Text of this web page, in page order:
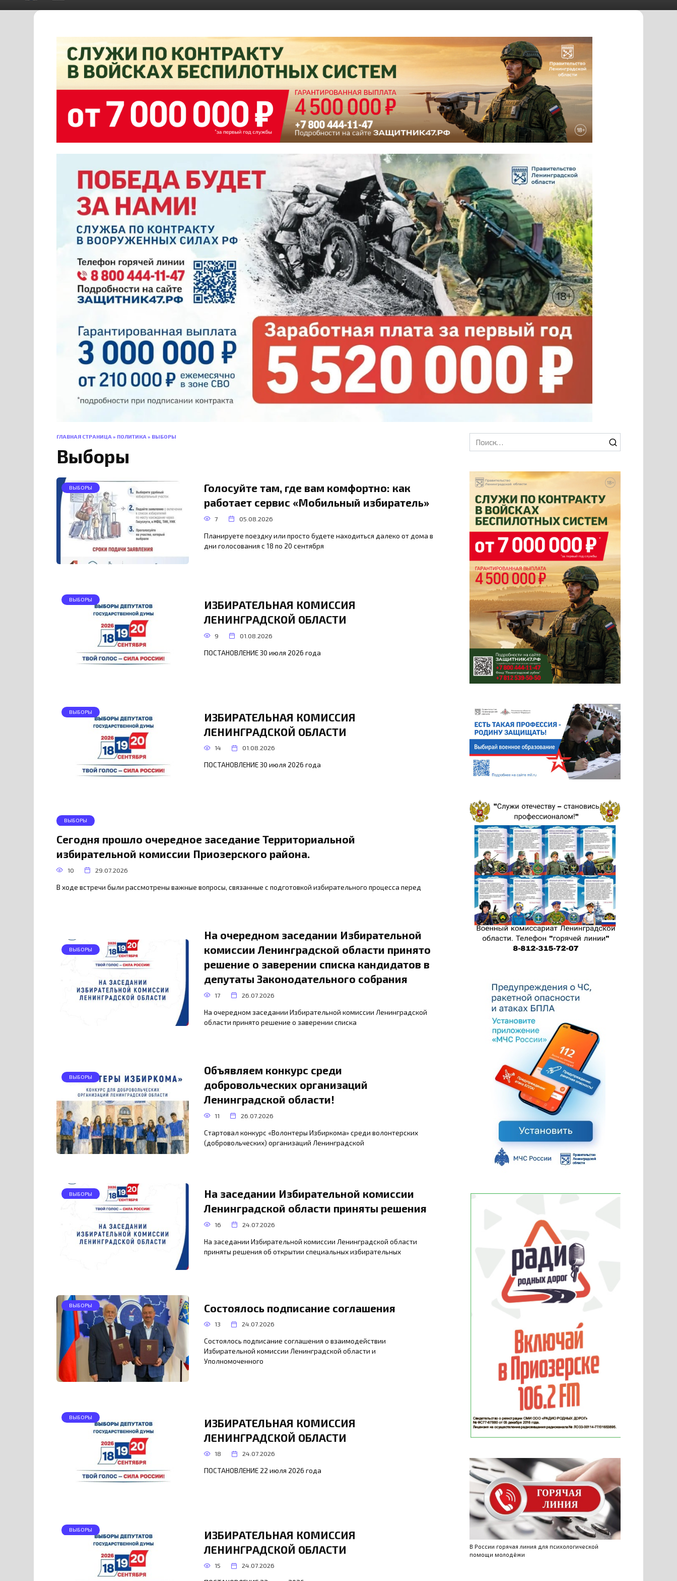
ГЛАВНАЯ СТРАНИЦА» ПОЛИТИКА» ВЫБОРЫ
Выборы
ВЫБОРЫ
Голосуйте там, где вам комфортно: как
работает сервис «Мобильный избиратель»
7 05.08.2026
Планируете поездку или просто будете находиться далеко от дома в
дни голосования с 18 по 20 сентября
ВЫБОРЫ
ИЗБИРАТЕЛЬНАЯ КОМИССИЯ
ЛЕНИНГРАДСКОЙ ОБЛАСТИ
9 01.08.2026
ПОСТАНОВЛЕНИЕ 30 июля 2026 года
ВЫБОРЫ
ИЗБИРАТЕЛЬНАЯ КОМИССИЯ
ЛЕНИНГРАДСКОЙ ОБЛАСТИ
14 01.08.2026
ПОСТАНОВЛЕНИЕ 30 июля 2026 года
ВЫБОРЫ
Сегодня прошло очередное заседание Территориальной
избирательной комиссии Приозерского района.
10 29.07.2026
В ходе встречи были рассмотрены важные вопросы, связанные с подготовкой избирательного процесса перед
ВЫБОРЫ
На очередном заседании Избирательной
комиссии Ленинградской области принято
решение о заверении списка кандидатов в
депутаты Законодательного собрания
17 26.07.2026
На очередном заседании Избирательной комиссии Ленинградской
области принято решение о заверении списка
ВЫБОРЫ
Объявляем конкурс среди
добровольческих организаций
Ленинградской области!
11 26.07.2026
Стартовал конкурс «Волонтеры Избиркома» среди волонтерских
(добровольческих) организаций Ленинградской
ВЫБОРЫ
На заседании Избирательной комиссии
Ленинградской области приняты решения
16 24.07.2026
На заседании Избирательной комиссии Ленинградской области
приняты решения об открытии специальных избирательных
ВЫБОРЫ Состоялось подписание соглашения
13 24.07.2026
Состоялось подписание соглашения о взаимодействии
Избирательной комиссии Ленинградской области и
Уполномоченного
ВЫБОРЫ
ИЗБИРАТЕЛЬНАЯ КОМИССИЯ
ЛЕНИНГРАДСКОЙ ОБЛАСТИ
18 24.07.2026
ПОСТАНОВЛЕНИЕ 22 июля 2026 года
ВЫБОРЫ
ИЗБИРАТЕЛЬНАЯ КОМИССИЯ
ЛЕНИНГРАДСКОЙ ОБЛАСТИ
15 24.07.2026
Search
for:
В России горячая линия для психологической
помощи молодёжи